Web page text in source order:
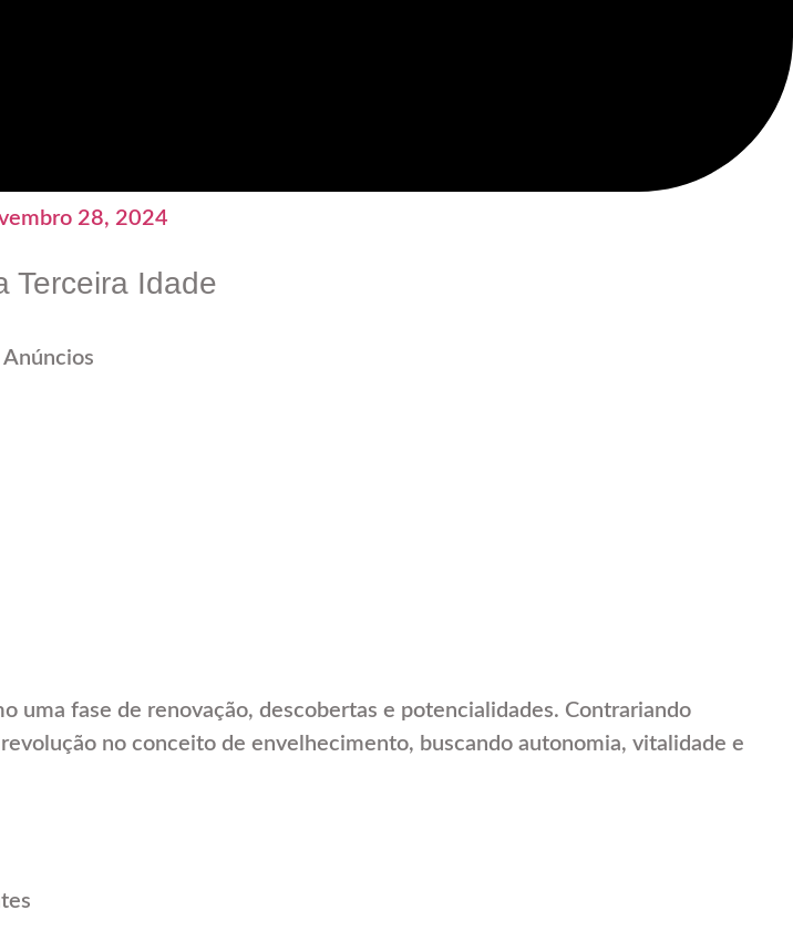
28, 2024
Terceira Idade
Anúncios
uma fase de renovação, descobertas e potencialidades. Contrariando
no conceito de envelhecimento, buscando autonomia, vitalidade e